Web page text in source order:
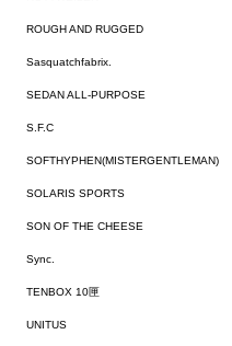
ROUGH AND RUGGED
Sasquatchfabrix.
SEDAN ALL-PURPOSE
S.F.C
SOFTHYPHEN(MISTERGENTLEMAN)
SOLARIS SPORTS
SON OF THE CHEESE
Sync.
TENBOX 10匣
UNITUS